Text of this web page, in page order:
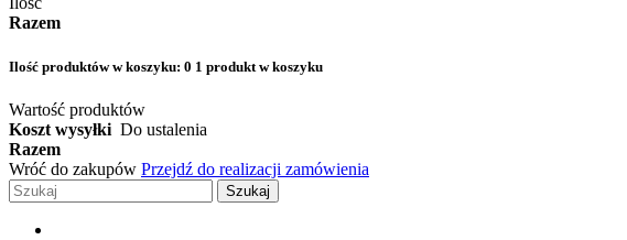
Razem
Ilość produktów w koszyku: 0 1 produkt w koszyku
Wartość produktów
Koszt wysyłki Do ustalenia
Razem
Wróć do zakupów Przejdź do realizacji zamówienia
Szukaj